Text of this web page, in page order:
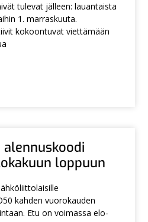
tulevat jälleen: lauantaista
1. marraskuuta.
kokoontuvat viettämään
alennuskoodi
loppuun
kahden vuorokauden
Etu on voimassa elo-